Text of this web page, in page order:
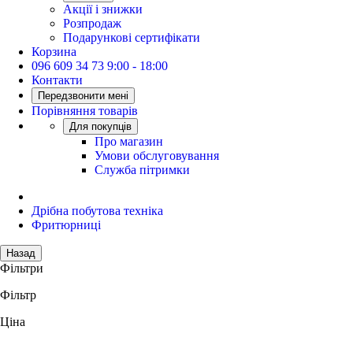
Акції і знижки
Розпродаж
Подарункові сертифікати
Корзина
096 609 34 73 9:00 - 18:00
Контакти
Передзвонити мені
Порівняння товарів
Для покупців
Про магазин
Умови обслуговування
Служба пітримки
Дрібна побутова техніка
Фритюрниці
Назад
Фільтри
Фільтр
Ціна